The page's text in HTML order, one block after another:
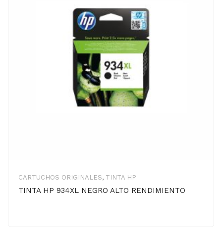
CARTUCHOS ORIGINALES, TINTA HP
TINTA HP 934XL NEGRO ALTO RENDIMIENTO